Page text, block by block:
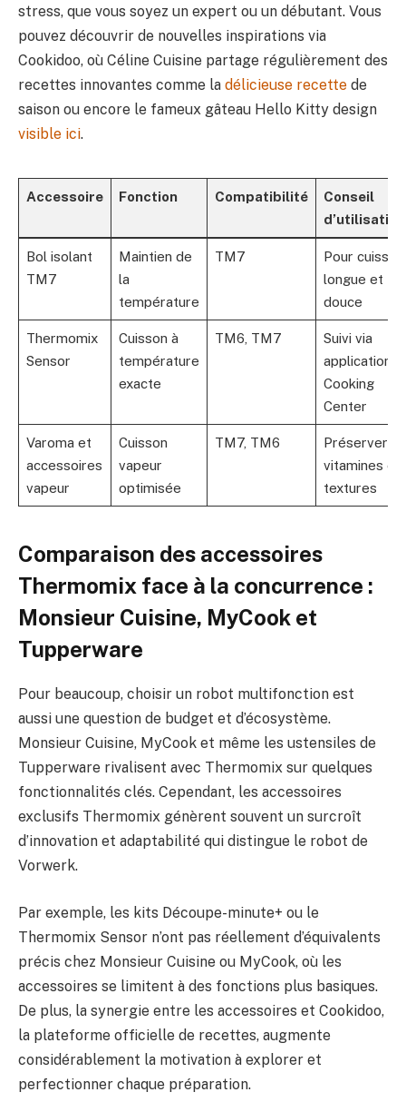
stress, que vous soyez un expert ou un débutant. Vous
pouvez découvrir de nouvelles inspirations via
Cookidoo, où Céline Cuisine partage régulièrement des
recettes innovantes comme la délicieuse recette de
saison ou encore le fameux gâteau Hello Kitty design
visible ici.
Accessoire Fonction Compatibilité
Conseil
d’utilisation
Bol isolant
TM7
Maintien de
la
température
TM7
Pour cuisson
longue et
douce
Thermomix
Sensor
Cuisson à
température
exacte
TM6, TM7
Suivi via
application
Cooking
Center
Varoma et
accessoires
vapeur
Cuisson
vapeur
optimisée
TM7, TM6
Préserver
vitamines et
textures
Comparaison des accessoires
Thermomix face à la concurrence :
Monsieur Cuisine, MyCook et
Tupperware
Pour beaucoup, choisir un robot multifonction est
aussi une question de budget et d’écosystème.
Monsieur Cuisine, MyCook et même les ustensiles de
Tupperware rivalisent avec Thermomix sur quelques
fonctionnalités clés. Cependant, les accessoires
exclusifs Thermomix génèrent souvent un surcroît
d’innovation et adaptabilité qui distingue le robot de
Vorwerk.
Par exemple, les kits Découpe-minute+ ou le
Thermomix Sensor n’ont pas réellement d’équivalents
précis chez Monsieur Cuisine ou MyCook, où les
accessoires se limitent à des fonctions plus basiques.
De plus, la synergie entre les accessoires et Cookidoo,
la plateforme officielle de recettes, augmente
considérablement la motivation à explorer et
perfectionner chaque préparation.